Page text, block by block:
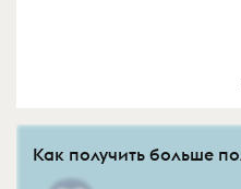
Как получить больше